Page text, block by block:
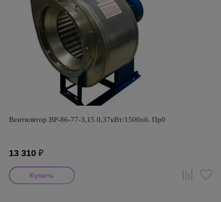
Вентилятор ВР-86-77-3,15 0,37кВт/1500об. Пр0
13 310 ₽